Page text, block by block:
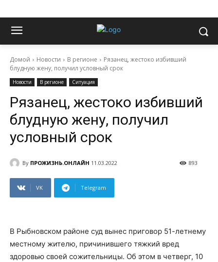
Домой Новости В регионе
Рязанец, жестоко избивший
блудную жену, получил условный срок
Новости В регионе Ситуация
Рязанец, жестоко избивший
блудную жену, получил
условный срок
By ПРОЖИЗНЬ.ОНЛАЙН 11.03.2022 893
VK Telegram
В Рыбновском районе суд вынес приговор 51-летнему
местному жителю, причинившего тяжкий вред
здоровью своей сожительницы. Об этом в четверг, 10